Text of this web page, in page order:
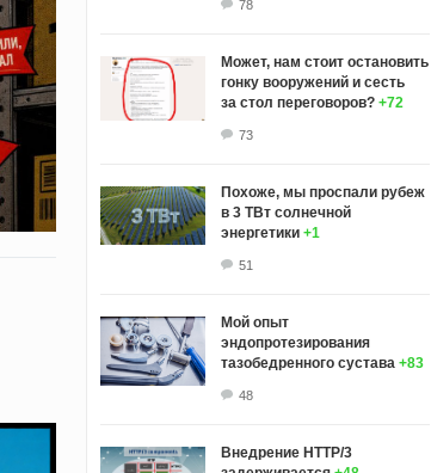
78
Может, нам стоит остановить
гонку вооружений и сесть
за стол переговоров? +72
73
Похоже, мы проспали рубеж
в 3 ТВт солнечной
энергетики +1
51
Мой опыт
эндопротезирования
тазобедренного сустава +83
48
Внедрение HTTP/3